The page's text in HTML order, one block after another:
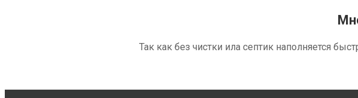
Так как без чистки ила септик наполняется